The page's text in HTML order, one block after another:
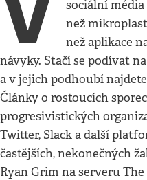
sociální
než
než aplikace
návyky. Stačí se podívat
a v jejich podhoubí
Články o rostoucích
progresivistických
Twitter, Slack a další
častějších, nekonečných
Ryan Grim na serveru